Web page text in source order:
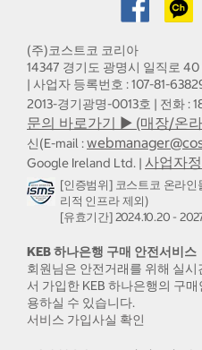
(주)코스트코 코리아
14347 경기도 광명시 일직로
| 사업자 등록번호 : 107-81-
2013-경기광명-0013호 | 전화 :
문의 바로가기 ▶ (매장/온
신(E-mail :
Google Ireland Ltd. | 사업자
[인증범위] 코스트코 온라
리적 인프라 제외)
[유효기간] 2024.10.20 -
KEB 하나은행 구매 안전서비스
회원님은 안전거래를 위해 실
서 가입한 KEB 하나은행의 구
용하실 수 있습니다.
서비스 가입사실 확인